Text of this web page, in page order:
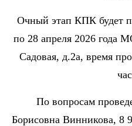
Очный этап КПК будет
по 28 апреля 2026
Садовая, д.2а, время
По вопросам
Борисовна Винникова, 8